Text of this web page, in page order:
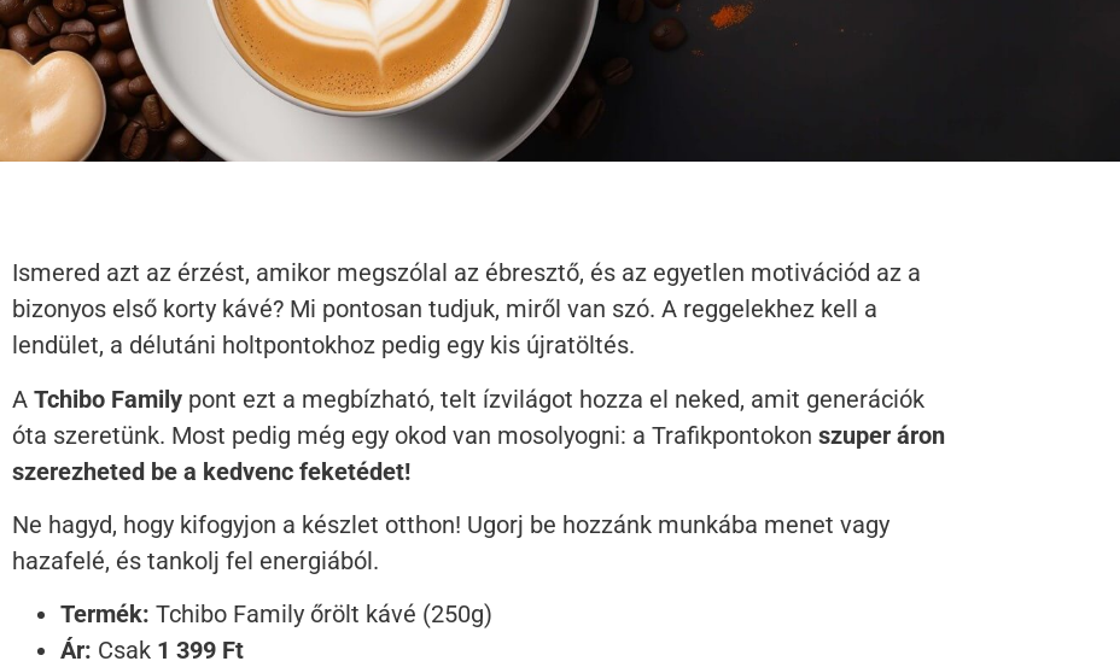
Ismered azt az érzést, amikor megszólal az ébresztő, és az egyetlen motivációd az a
bizonyos első korty kávé? Mi pontosan tudjuk, miről van szó. A reggelekhez kell a
lendület, a délutáni holtpontokhoz pedig egy kis újratöltés.
A Tchibo Family pont ezt a megbízható, telt ízvilágot hozza el neked, amit generációk
óta szeretünk. Most pedig még egy okod van mosolyogni: a Trafikpontokon szuper áron
szerezheted be a kedvenc feketédet!
Ne hagyd, hogy kifogyjon a készlet otthon! Ugorj be hozzánk munkába menet vagy
hazafelé, és tankolj fel energiából.
Termék: Tchibo Family őrölt kávé (250g)
Ár: Csak 1 399 Ft